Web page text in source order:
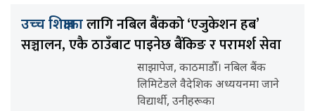
उच्च शिक्षाकालागि नबिल बैंकको ‘एजुकेशन हब’
सञ्चालन, एकै ठाउँबाट पाइनेछ बैंकिङ र परामर्श सेवा
साझापेज, काठमाडौँ। नबिल बैंक
लिमिटेडले वैदेशिक अध्ययनमा जाने
विद्यार्थी, उनीहरूका